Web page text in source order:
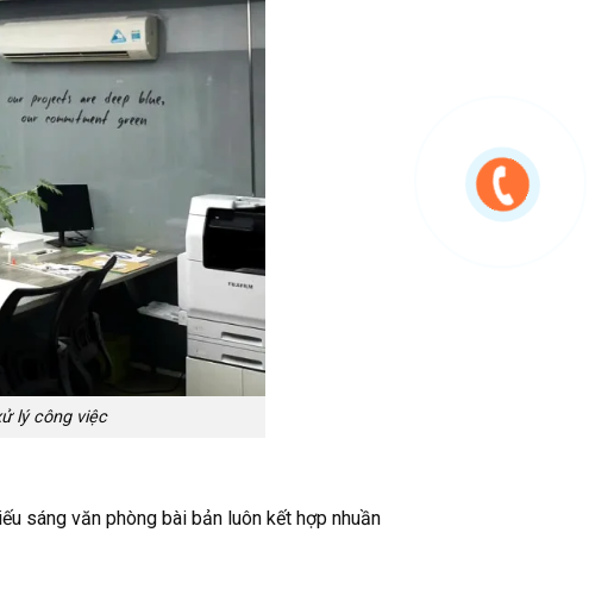
lý công việc
sáng văn phòng bài bản luôn kết hợp nhuần